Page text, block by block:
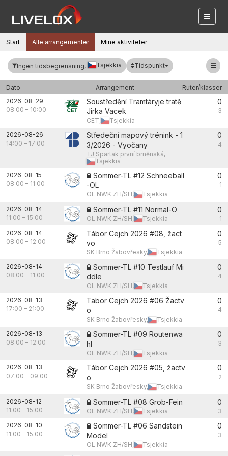
Start Alle arrangementer Mine aktiviteter
Ingen tidsbegrensning, Tsjekkia Tidspunkt
Dato Arrangement
Ruter/klasser
2026-08-29
08:00 – 10:00
Soustředění Tramtáryje tratě
Jirka Vacek
CET, Tsjekkia
0
3
2026-08-26
14:00 – 17:00
Středeční mapový trénink - 1
3/2026 - Vyočany
TJ Spartak první brněnská,
Tsjekkia
0
4
2026-08-15
08:00 – 11:00
Sommer-TL #12 Schneeball
-OL
OL NWK ZH/SH, Tsjekkia
0
1
2026-08-14
11:00 – 15:00
Sommer-TL #11 Normal-O
OL NWK ZH/SH, Tsjekkia
0
1
2026-08-14
08:00 – 12:00
Tábor Cejch 2026 #08, žact
vo
SK Brno Žabovřesky, Tsjekkia
0
5
2026-08-14
08:00 – 11:00
Sommer-TL #10 Testlauf Mi
ddle
OL NWK ZH/SH, Tsjekkia
0
4
2026-08-13
17:00 – 21:00
Tabor Cejch 2026 #06 Žactv
o
SK Brno Žabovřesky, Tsjekkia
0
4
2026-08-13
08:00 – 12:00
Sommer-TL #09 Routenwa
hl
OL NWK ZH/SH, Tsjekkia
0
3
2026-08-13
07:00 – 09:00
Tábor Cejch 2026 #05, žactv
o
SK Brno Žabovřesky, Tsjekkia
0
2
2026-08-12
11:00 – 15:00
Sommer-TL #08 Grob-Fein
OL NWK ZH/SH, Tsjekkia
0
3
2026-08-10
11:00 – 15:00
Sommer-TL #06 Sandstein
Model
OL NWK ZH/SH, Tsjekkia
0
3